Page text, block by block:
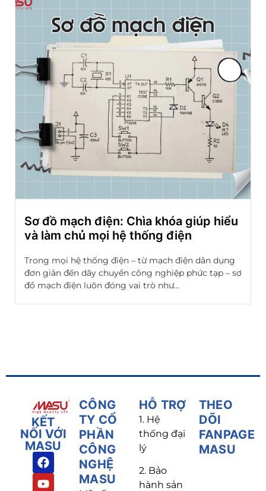
Sơ đồ mạch điện: Chìa khóa giúp hiểu
và làm chủ mọi hệ thống điện
Trong mọi hệ thống điện – từ mạch điện dân dụng
đơn giản đến dây chuyền công nghiệp phức tạp – sơ
đồ mạch điện luôn đóng vai trò như...
KẾT
NỐI VỚI
MASU
CÔNG
TY CỔ
PHẦN
CÔNG
NGHỆ
MASU
HỖ TRỢ
1. Hệ
thống đại
lý
2. Bảo
hành sản
THEO
DÕI
FANPAGE
MASU